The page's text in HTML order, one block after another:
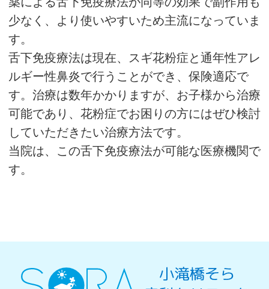
少なく、より使いやすいため主流になっていま
す。
舌下免疫療法は現在、スギ花粉症と通年性アレ
ルギー性鼻炎で行うことができ、保険適応で
す。治療は数年かかりますが、お子様から治療
可能であり、花粉症でお困りの方にはぜひ検討
していただきたい治療方法です。
当院は、この舌下免疫療法が可能な医療機関で
す。